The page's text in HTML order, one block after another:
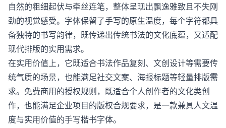
自然的粗细起伏与牵丝连笔，整体呈现出飘逸雅致且不失刚
劲的视觉感受。字体保留了手写的原生温度，每个字符都具
备独特的书写韵律，既传递出传统书法的文化底蕴，又适配
现代排版的实用需求。
在实用价值上，它既适合书法作品复刻、文创设计等需要传
统气质的场景，也能满足社交文案、海报标题等轻量排版需
求。免费商用的授权规则，既适合个人创作者的文化类创
作，也能满足企业项目的版权合规要求，是一款兼具人文温
度与实用价值的手写楷书字体。